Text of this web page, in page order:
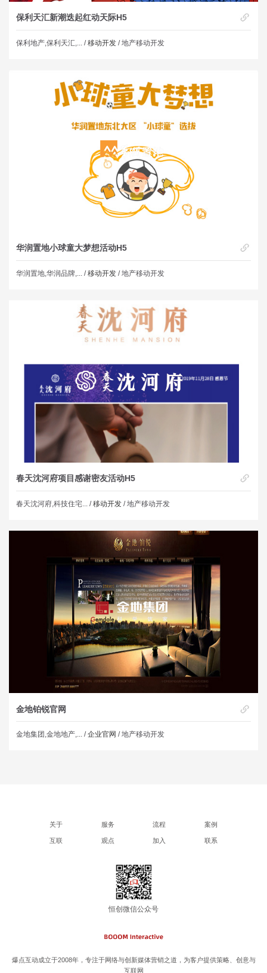
保利天汇新潮迭起红动天际H5
保利地产,保利天汇,... /移动开发 / 地产移动开发
华润置地小球童大梦想活动H5
华润置地,华润品牌,... /移动开发 / 地产移动开发
春天沈河府项目感谢密友活动H5
春天沈河府,科技住宅... /移动开发 / 地产移动开发
金地铂锐官网
金地集团,金地地产,... /企业官网 / 地产移动开发
关于 服务 流程 案例
互联 观点 加入 联系
恒创微信公众号
爆点互动成立于2008年，专注于网络与创新媒体营销之道，为客户提供策略、创意与
互联网